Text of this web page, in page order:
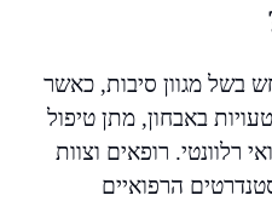
בשל מגוון סיבות, כאשר
באבחון, מתן טיפול
רלוונטי. רופאים וצוות
הרפואיים